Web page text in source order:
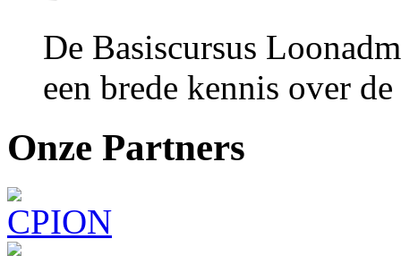
De Basiscursus
een brede kennis over
Onze Partners